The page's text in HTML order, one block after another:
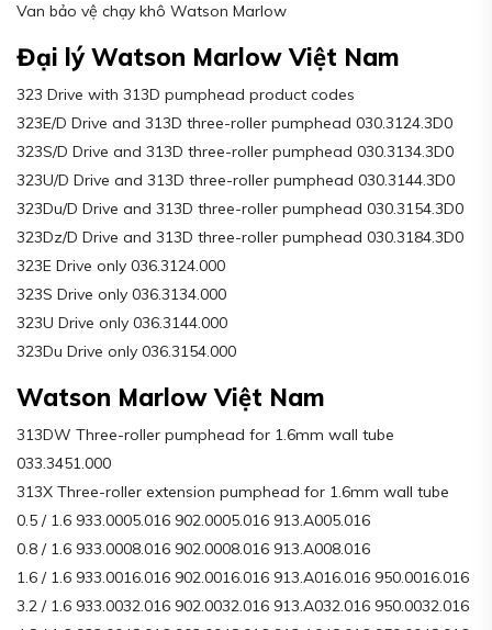
Van bảo vệ chạy khô Watson Marlow
Đại lý Watson Marlow Việt Nam
323 Drive with 313D pumphead product codes
323E/D Drive and 313D three-roller pumphead 030.3124.3D0
323S/D Drive and 313D three-roller pumphead 030.3134.3D0
323U/D Drive and 313D three-roller pumphead 030.3144.3D0
323Du/D Drive and 313D three-roller pumphead 030.3154.3D0
323Dz/D Drive and 313D three-roller pumphead 030.3184.3D0
323E Drive only 036.3124.000
323S Drive only 036.3134.000
323U Drive only 036.3144.000
323Du Drive only 036.3154.000
Watson Marlow Việt Nam
313DW Three-roller pumphead for 1.6mm wall tube
033.3451.000
313X Three-roller extension pumphead for 1.6mm wall tube
0.5 / 1.6 933.0005.016 902.0005.016 913.A005.016
0.8 / 1.6 933.0008.016 902.0008.016 913.A008.016
1.6 / 1.6 933.0016.016 902.0016.016 913.A016.016 950.0016.016
3.2 / 1.6 933.0032.016 902.0032.016 913.A032.016 950.0032.016